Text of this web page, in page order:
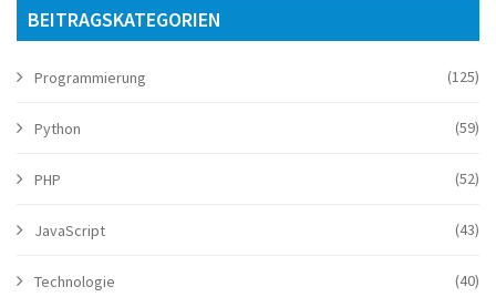
BEITRAGSKATEGORIEN
Programmierung (125)
Python (59)
PHP (52)
JavaScript (43)
Technologie (40)